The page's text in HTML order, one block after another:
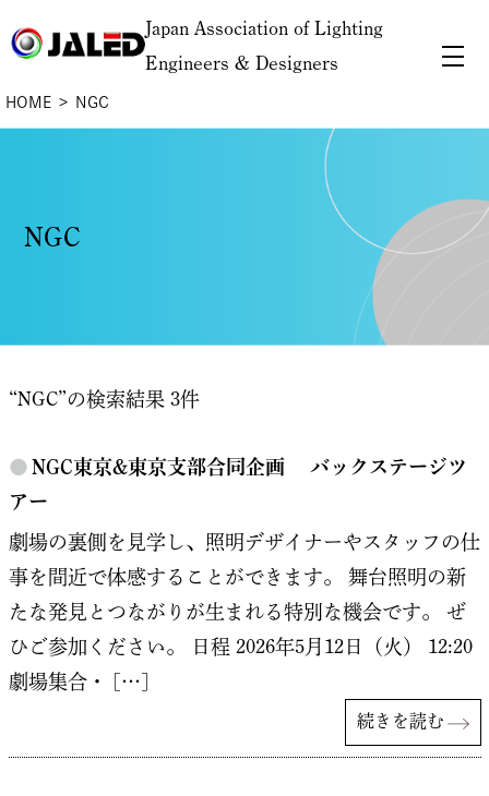
Japan Association of Lighting
Engineers & Designers
HOME NGC
NGC
“NGC”の検索結果 3件
● NGC東京&東京支部合同企画 バックステージツ
アー
劇場の裏側を見学し、照明デザイナーやスタッフの仕
事を間近で体感することができます。 舞台照明の新
たな発見とつながりが生まれる特別な機会です。 ぜ
ひご参加ください。 日程 2026年5月12日（火） 12:20
劇場集合・ […]
続きを読む